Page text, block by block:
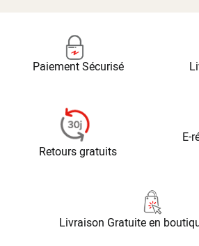
Paiement Sécurisé
Retours gratuits
E-
Livraison Gratuiteen